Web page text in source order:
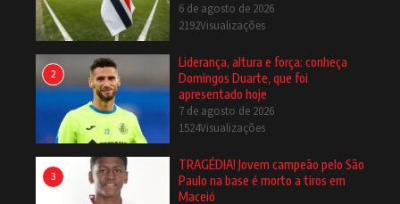
6 de agosto de 2026
2192Visualizações
2
Liderança, altura e força: conheça
Domingos Duarte, que foi
apresentado hoje
7 de agosto de 2026
1524Visualizações
3
TRAGÉDIA! Jovem campeão pelo São
Paulo na base é morto a tiros em
Maceió